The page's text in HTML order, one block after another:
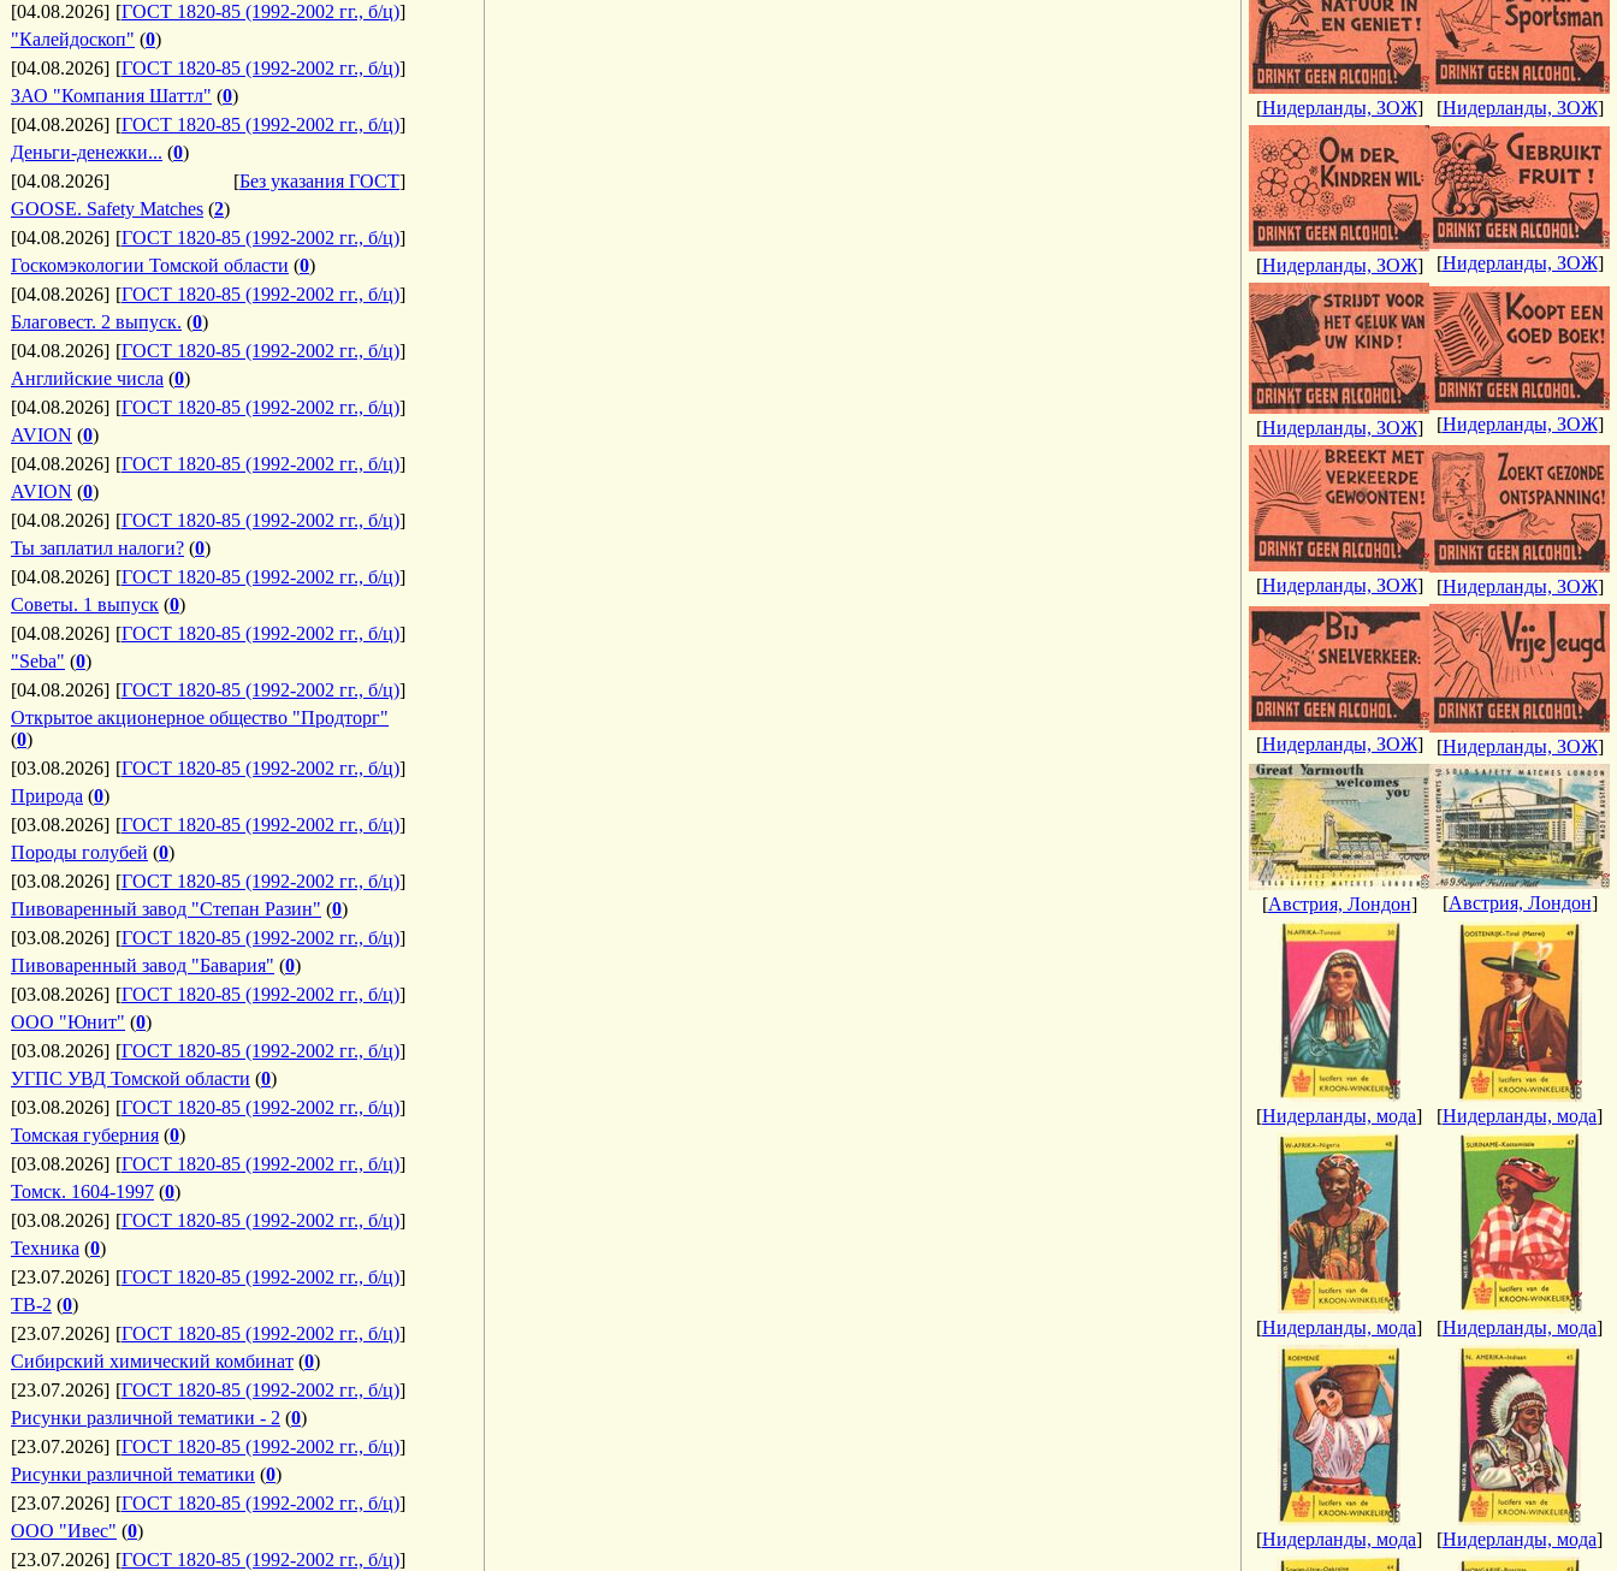
[04.08.2026] [ГОСТ 1820-85 (1992-2002 гг., б/ц)]
"Калейдоскоп" (0)
[04.08.2026] [ГОСТ 1820-85 (1992-2002 гг., б/ц)]
ЗАО "Компания Шаттл" (0)
[04.08.2026] [ГОСТ 1820-85 (1992-2002 гг., б/ц)]
Деньги-денежки... (0)
[04.08.2026]
[Без указания ГОСТ]
GOOSE. Safety Matches (2)
[04.08.2026] [ГОСТ 1820-85 (1992-2002 гг., б/ц)]
Госкомэкологии Томской области (0)
[04.08.2026] [ГОСТ 1820-85 (1992-2002 гг., б/ц)]
Благовест. 2 выпуск. (0)
[04.08.2026] [ГОСТ 1820-85 (1992-2002 гг., б/ц)]
Английские числа (0)
[04.08.2026] [ГОСТ 1820-85 (1992-2002 гг., б/ц)]
AVION (0)
[04.08.2026] [ГОСТ 1820-85 (1992-2002 гг., б/ц)]
AVION (0)
[04.08.2026] [ГОСТ 1820-85 (1992-2002 гг., б/ц)]
Ты заплатил налоги? (0)
[04.08.2026] [ГОСТ 1820-85 (1992-2002 гг., б/ц)]
Советы. 1 выпуск (0)
[04.08.2026] [ГОСТ 1820-85 (1992-2002 гг., б/ц)]
"Seba" (0)
[04.08.2026] [ГОСТ 1820-85 (1992-2002 гг., б/ц)]
Открытое акционерное общество "Продторг"
(0)
[03.08.2026] [ГОСТ 1820-85 (1992-2002 гг., б/ц)]
Природа (0)
[03.08.2026] [ГОСТ 1820-85 (1992-2002 гг., б/ц)]
Породы голубей (0)
[03.08.2026] [ГОСТ 1820-85 (1992-2002 гг., б/ц)]
Пивоваренный завод "Степан Разин" (0)
[03.08.2026] [ГОСТ 1820-85 (1992-2002 гг., б/ц)]
Пивоваренный завод "Бавария" (0)
[03.08.2026] [ГОСТ 1820-85 (1992-2002 гг., б/ц)]
ООО "Юнит" (0)
[03.08.2026] [ГОСТ 1820-85 (1992-2002 гг., б/ц)]
УГПС УВД Томской области (0)
[03.08.2026] [ГОСТ 1820-85 (1992-2002 гг., б/ц)]
Томская губерния (0)
[03.08.2026] [ГОСТ 1820-85 (1992-2002 гг., б/ц)]
Томск. 1604-1997 (0)
[03.08.2026] [ГОСТ 1820-85 (1992-2002 гг., б/ц)]
Техника (0)
[23.07.2026] [ГОСТ 1820-85 (1992-2002 гг., б/ц)]
ТВ-2 (0)
[23.07.2026] [ГОСТ 1820-85 (1992-2002 гг., б/ц)]
Сибирский химический комбинат (0)
[23.07.2026] [ГОСТ 1820-85 (1992-2002 гг., б/ц)]
Рисунки различной тематики - 2 (0)
[23.07.2026] [ГОСТ 1820-85 (1992-2002 гг., б/ц)]
Рисунки различной тематики (0)
[23.07.2026] [ГОСТ 1820-85 (1992-2002 гг., б/ц)]
ООО "Ивес" (0)
[23.07.2026] [ГОСТ 1820-85 (1992-2002 гг., б/ц)]
[Нидерланды, ЗОЖ] [Нидерланды, ЗОЖ]
[Нидерланды, ЗОЖ] [Нидерланды, ЗОЖ]
[Нидерланды, ЗОЖ] [Нидерланды, ЗОЖ]
[Нидерланды, ЗОЖ] [Нидерланды, ЗОЖ]
[Нидерланды, ЗОЖ] [Нидерланды, ЗОЖ]
[Австрия, Лондон] [Австрия, Лондон]
[Нидерланды, мода] [Нидерланды, мода]
[Нидерланды, мода] [Нидерланды, мода]
[Нидерланды, мода] [Нидерланды, мода]